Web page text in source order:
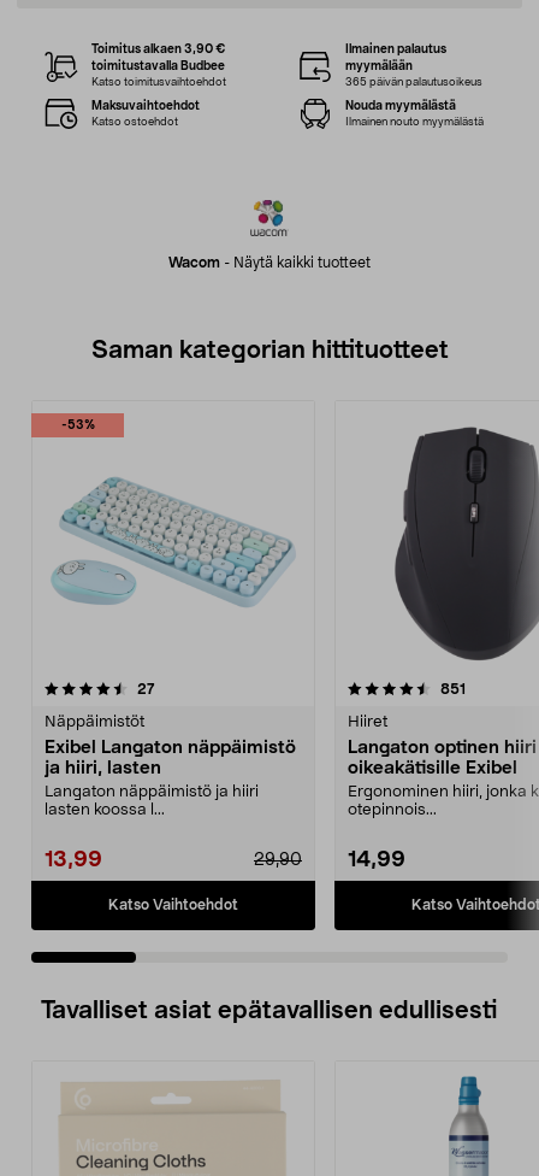
Wacom - Näytä kaikki tuotteet
Toimitus alkaen 3,90 €
toimitustavalla Budbee
Katso toimitusvaihtoehdot
Ilmainen palautus
myymälään
365 päivän palautusoikeus
Maksuvaihtoehdot
Katso ostoehdot
Nouda myymälästä
Ilmainen nouto myymälästä
Saman kategorian hittituotteet
-53%
27arvostelut
Näppäimistöt
Exibel Langaton näppäimistö
ja hiiri, lasten
Langaton näppäimistö ja hiiri
lasten koossa l...
13,99 29,90
Katso Vaihtoehdot
4.5 viidestä
851
Hiiret
Langaton optinen hiiri
oikeakätisille Exibel
Ergonominen hiiri, jonka
otepinnois...
14,99
Katso
4.5 viidestä
Tavalliset asiat epätavallisen edullisesti